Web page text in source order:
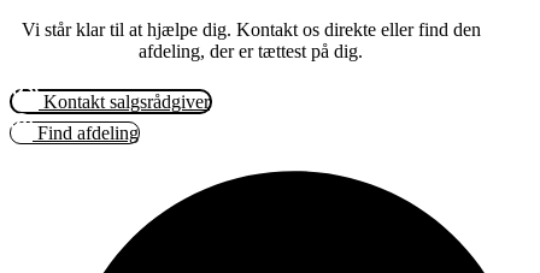
Vi står klar til at hjælpe dig. Kontakt os direkte eller find den
afdeling, der er tættest på dig.
Kontakt salgsrådgiver
Find afdeling